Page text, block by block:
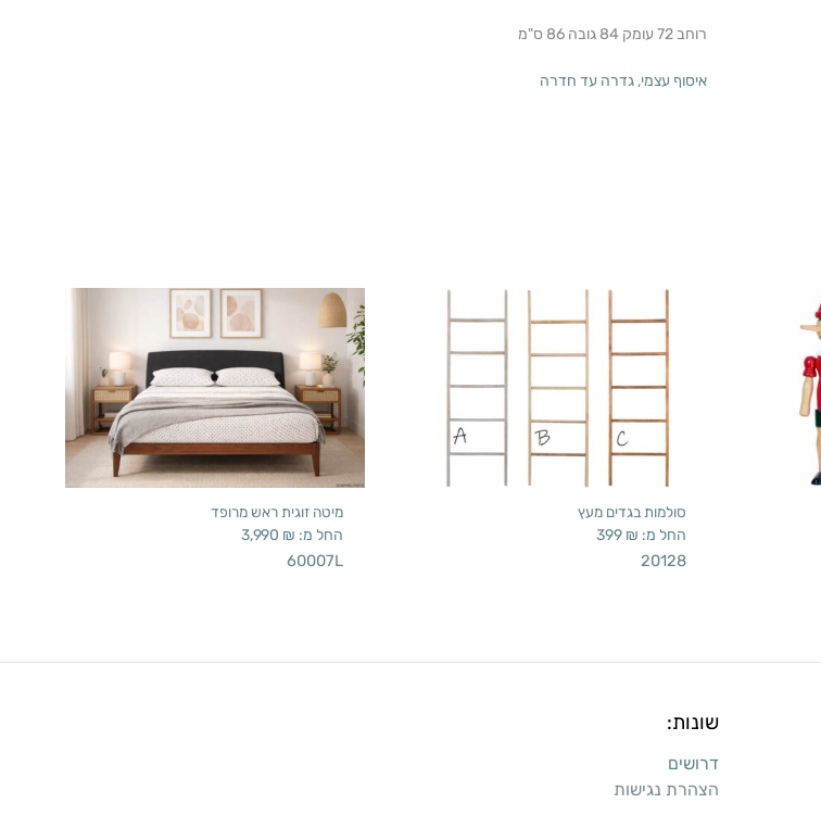
רוחב 72 עומק 84 גובה 86 ס"מ
איסוף עצמי, גדרה עד חדרה
סולמות בגדים מעץ
החל מ: 399 ₪
20128
מיטה זוגית ראש מרופד
החל מ: 3,990 ₪
60007L
שונות:
דרושים
הצהרת נגישות